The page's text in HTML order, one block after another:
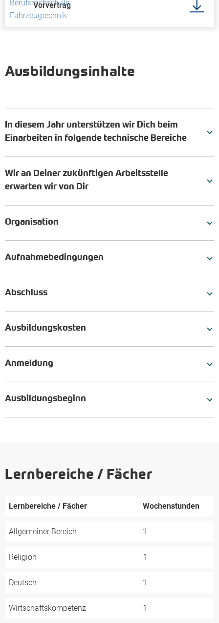
Vorvertrag
Ausbildungsinhalte
In diesem Jahr unterstützen wir Dich beim
Einarbeiten in folgende technische Bereiche
Wir an Deiner zukünftigen Arbeitsstelle
erwarten wir von Dir
Organisation
Aufnahmebedingungen
Abschluss
Ausbildungskosten
Anmeldung
Ausbildungsbeginn
Lernbereiche / Fächer
Lernbereiche / Fächer Wochenstunden
Allgemeiner Bereich 1
Religion 1
Deutsch 1
Wirtschaftskompetenz 1